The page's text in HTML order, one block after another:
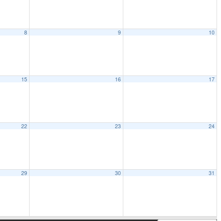
8 9 10
15 16 17
22 23 24
29 30 31